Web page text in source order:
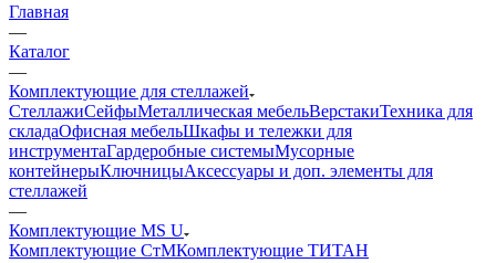
Главная
—
Каталог
—
Комплектующие для стеллажей
СтеллажиСейфыМеталлическая мебельВерстакиТехника для
складаОфисная мебельШкафы и тележки для
инструментаГардеробные системыМусорные
контейнерыКлючницыАксессуары и доп. элементы для
стеллажей
—
Комплектующие MS U
Комплектующие СтМКомплектующие ТИТАН